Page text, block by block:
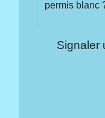
permis blanc
Signaler